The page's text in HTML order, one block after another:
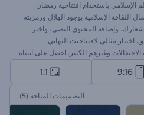
الإسلامي باستخدام افتتاحية رمضان
الثقافة الإسلامية بوجود الهلال ورمزيته
شعارك، وإضافة المحتوى النصي، واختر
اختيار مثالي لافتتاحيت التهاني
وغيرهم الكثير. احصل على انتباه
9:16
1:1
التصميمات المتاحة (5)